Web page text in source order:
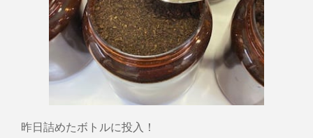
昨日詰めたボトルに投入！